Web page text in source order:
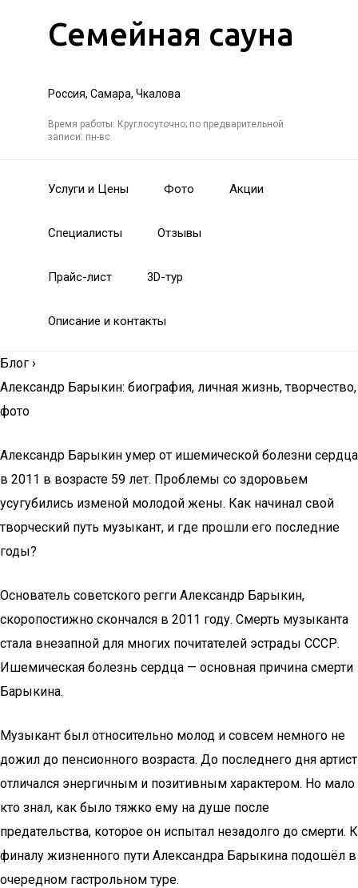
Семейная сауна
Россия, Самара, Чкалова
Время работы: Круглосуточно; по предварительной
записи: пн-вс
Услуги и Цены Фото Акции
Специалисты Отзывы
Прайс-лист 3D-тур
Описание и контакты
Блог ›
Александр Барыкин: биография, личная жизнь, творчество,
фото
Александр Барыкин умер от ишемической болезни сердца
в 2011 в возрасте 59 лет. Проблемы со здоровьем
усугубились изменой молодой жены. Как начинал свой
творческий путь музыкант, и где прошли его последние
годы?
Основатель советского регги Александр Барыкин,
скоропостижно скончался в 2011 году. Смерть музыканта
стала внезапной для многих почитателей эстрады СССР.
Ишемическая болезнь сердца — основная причина смерти
Барыкина.
Музыкант был относительно молод и совсем немного не
дожил до пенсионного возраста. До последнего дня артист
отличался энергичным и позитивным характером. Но мало
кто знал, как было тяжко ему на душе после
предательства, которое он испытал незадолго до смерти. К
финалу жизненного пути Александра Барыкина подошёл в
очередном гастрольном туре.